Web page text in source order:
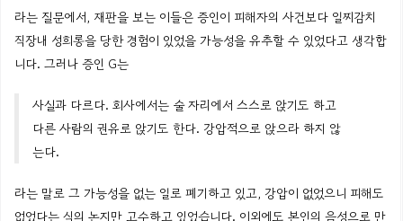
라는 질문에서, 재판을 보는 이들은 증인이 피해자의 사건보다 일찌감치
직장내 성희롱을 당한 경험이 있었을 가능성을 유추할 수 있었다고 생각합
니다. 그러나 증인 G는
사실과 다르다. 회사에서는 술 자리에서 스스로 앉기도 하고
다른 사람의 권유로 앉기도 한다. 강압적으로 앉으라 하지 않
는다.
라는 말로 그 가능성을 없는 일로 폐기하고 있고, 강압이 없었으니 피해도
없었다는 식의 논지만 고수하고 있었습니다. 이외에도 본인의 음성으로 만